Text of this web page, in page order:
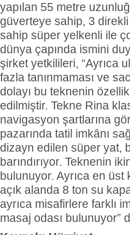
yapılan 55 metre
güverteye sahip, 3
sahip süper yelkenli ile
dünya çapında ismini
şirket yetkilileri, “Ayrıca
fazla tanınmaması ve
dolayı bu teknenin
edilmiştir. Tekne Rina
navigasyon şartlarına
pazarında tatil imkânı
dizayn edilen süper yat,
barındırıyor. Teknenin
bulunuyor. Ayrıca en
açık alanda 8 ton su
ayrıca misafirlere farklı
masaj odası bulunuyor”